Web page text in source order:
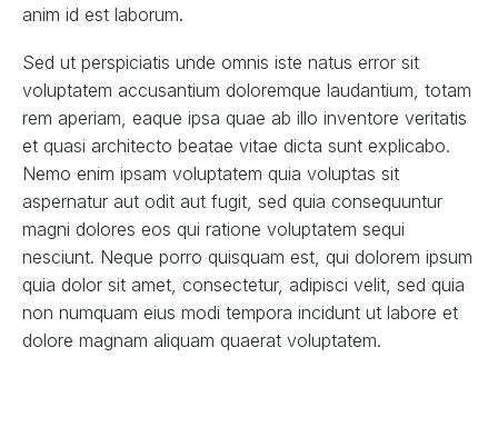
anim id est laborum.
Sed ut perspiciatis unde omnis iste natus error sit
voluptatem accusantium doloremque laudantium, totam
rem aperiam, eaque ipsa quae ab illo inventore veritatis
et quasi architecto beatae vitae dicta sunt explicabo.
Nemo enim ipsam voluptatem quia voluptas sit
aspernatur aut odit aut fugit, sed quia consequuntur
magni dolores eos qui ratione voluptatem sequi
nesciunt. Neque porro quisquam est, qui dolorem ipsum
quia dolor sit amet, consectetur, adipisci velit, sed quia
non numquam eius modi tempora incidunt ut labore et
dolore magnam aliquam quaerat voluptatem.